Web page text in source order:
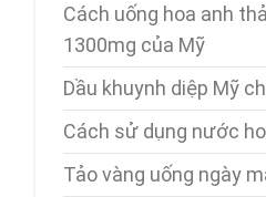
Cách uống hoa anh
1300mg của Mỹ
Dầu khuynh diệp Mỹ
Cách sử dụng nước
Tảo vàng uống ngày